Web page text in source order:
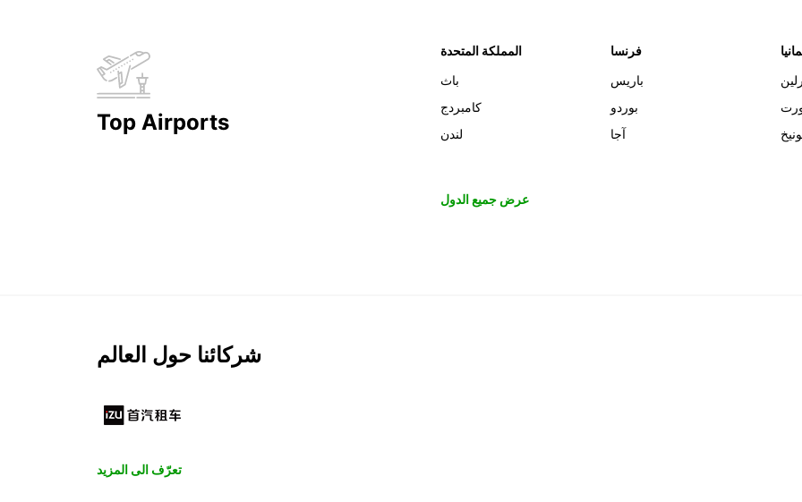
Top Airports
المملكة المتحدة
باث
كامبردج
لندن
فرنسا
باريس
بوردو
آجا
عرض جميع الدول
شركائنا حول العالم
تعرّف الى المزيد